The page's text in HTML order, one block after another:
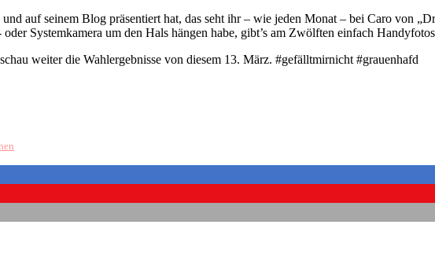
auf seinem Blog präsentiert hat, das seht ihr – wie jeden Monat – bei Caro von
Systemkamera um den Hals hängen habe, gibt’s am Zwölften einfach
weiter die Wahlergebnisse von diesem 13. März. #gefälltmirnicht #grauenhafd